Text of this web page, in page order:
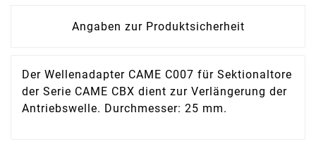
Angaben zur Produktsicherheit
Der Wellenadapter CAME C007 für Sektionaltore
der Serie CAME CBX dient zur Verlängerung der
Antriebswelle. Durchmesser: 25 mm.